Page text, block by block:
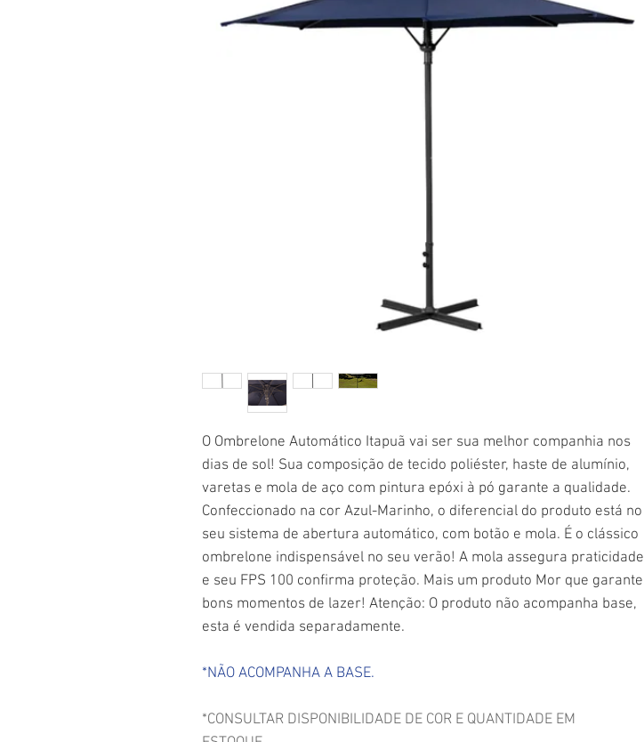
O Ombrelone Automático Itapuã vai ser sua melhor companhia nos
dias de sol! Sua composição de tecido poliéster, haste de alumínio,
varetas e mola de aço com pintura epóxi à pó garante a qualidade.
Confeccionado na cor Azul-Marinho, o diferencial do produto está no
seu sistema de abertura automático, com botão e mola. É o clássico
ombrelone indispensável no seu verão! A mola assegura praticidade
e seu FPS 100 confirma proteção. Mais um produto Mor que garante
bons momentos de lazer! Atenção: O produto não acompanha base,
esta é vendida separadamente.
*NÃO ACOMPANHA A BASE.
*CONSULTAR DISPONIBILIDADE DE COR E QUANTIDADE EM